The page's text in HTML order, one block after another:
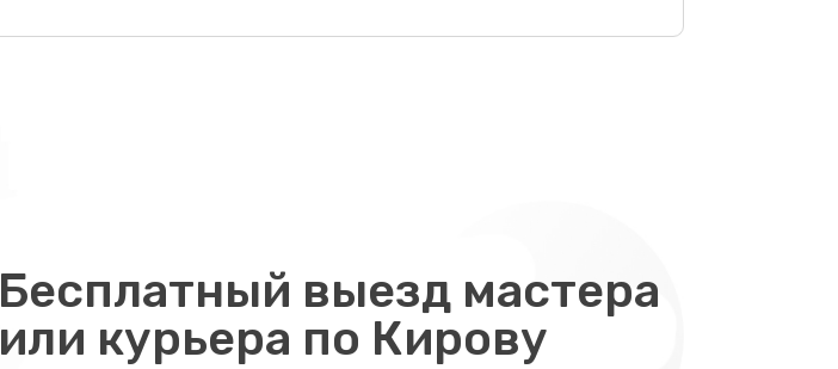
Бесплатный выезд мастера
или курьера по Кирову